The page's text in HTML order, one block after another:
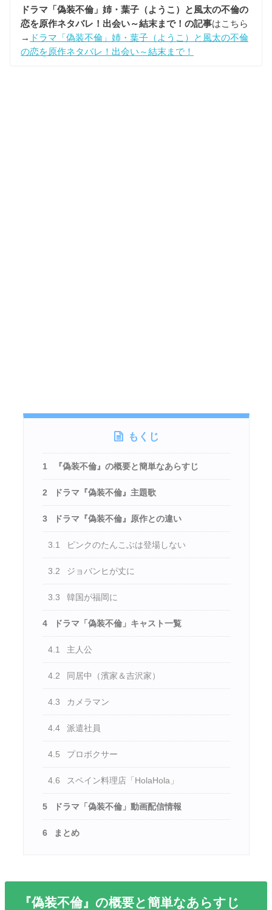
ドラマ「偽装不倫」姉・葉子（ようこ）と風太の不倫の
恋を原作ネタバレ！出会い～結末まで！の記事はこちら
→ ドラマ「偽装不倫」姉・葉子（ようこ）と風太の不倫
の恋を原作ネタバレ！出会い～結末まで！
もくじ
1 『偽装不倫』の概要と簡単なあらすじ
2 ドラマ『偽装不倫』主題歌
3 ドラマ『偽装不倫』原作との違い
3.1 ピンクのたんこぶは登場しない
3.2 ジョバンヒが丈に
3.3 韓国が福岡に
4 ドラマ「偽装不倫」キャスト一覧
4.1 主人公
4.2 同居中（濱家＆吉沢家）
4.3 カメラマン
4.4 派遣社員
4.5 プロボクサー
4.6 スペイン料理店「HolaHola」
5 ドラマ「偽装不倫」動画配信情報
6 まとめ
『偽装不倫』の概要と簡単なあらすじ